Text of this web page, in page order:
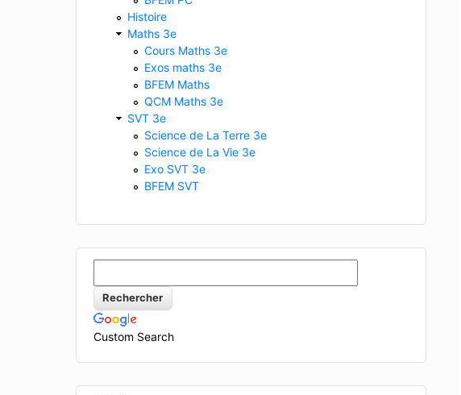
Histoire
Maths 3e
Cours Maths 3e
Exos maths 3e
BFEM Maths
QCM Maths 3e
SVT 3e
Science de La Terre 3e
Science de La Vie 3e
Exo SVT 3e
BFEM SVT
Custom Search